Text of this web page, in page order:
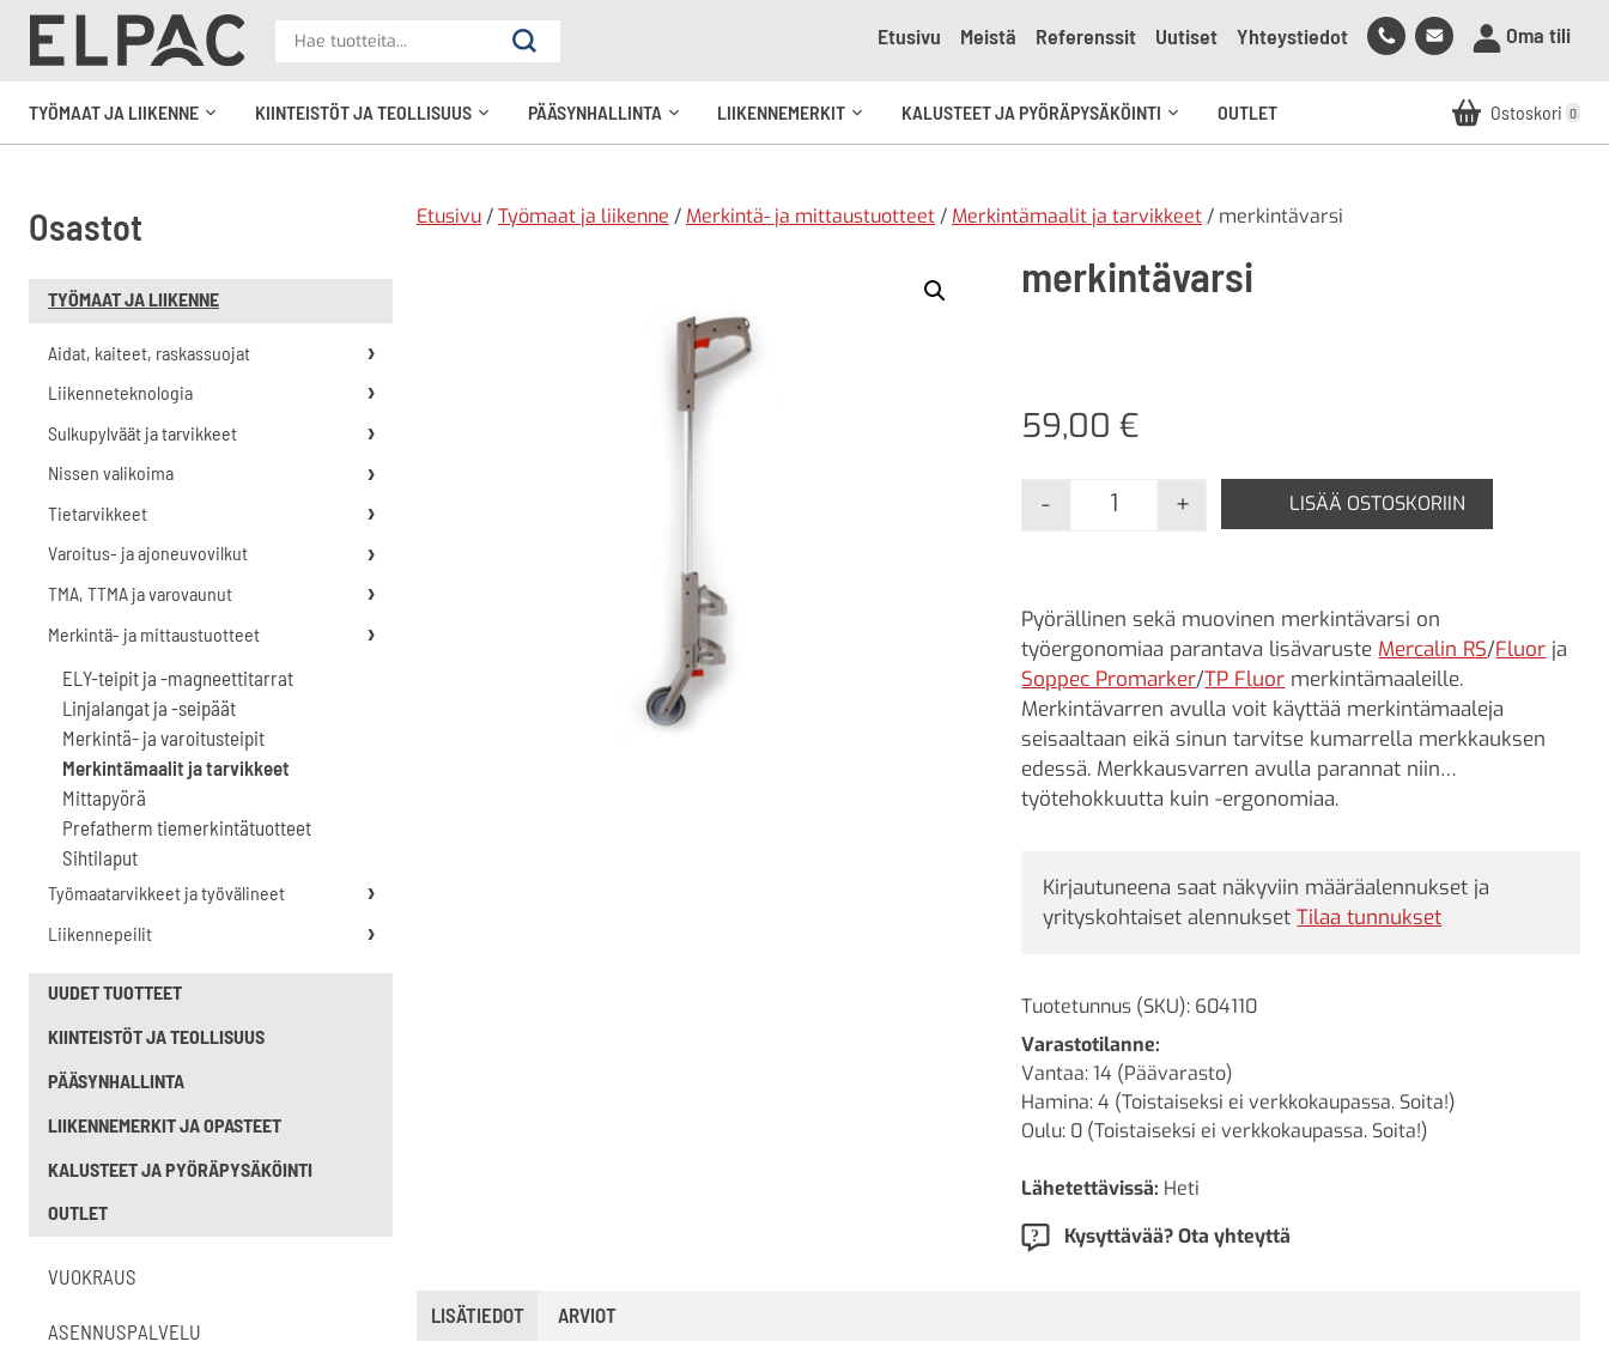
Hae
Hae
Etusivu Meistä Referenssit Uutiset Yhteystiedot
Soita
meille
Lähetä
meille
Oma tili
TYÖMAAT JA LIIKENNE
KIINTEISTÖT JA TEOLLISUUS
PÄÄSYNHALLINTA
LIIKENNEMERKIT
KALUSTEET JA PYÖRÄPYSÄKÖINTI
OUTLET Ostoskori 0
Osastot
TYÖMAAT JA LIIKENNE
Aidat, kaiteet, raskassuojat
Liikenneteknologia
Sulkupylväät ja tarvikkeet
Nissen valikoima
Tietarvikkeet
Varoitus- ja ajoneuvovilkut
TMA, TTMA ja varovaunut
Merkintä- ja mittaustuotteet
ELY-teipit ja -magneettitarrat
Linjalangat ja -seipäät
Merkintä- ja varoitusteipit
Merkintämaalit ja tarvikkeet
Mittapyörä
Prefatherm tiemerkintätuotteet
Sihtilaput
Työmaatarvikkeet ja työvälineet
Liikennepeilit
UUDET TUOTTEET
KIINTEISTÖT JA TEOLLISUUS
PÄÄSYNHALLINTA
LIIKENNEMERKIT JA OPASTEET
KALUSTEET JA PYÖRÄPYSÄKÖINTI
OUTLET
VUOKRAUS
ASENNUSPALVELU
Etusivu /Työmaat ja liikenne / Merkintä- ja mittaustuotteet / Merkintämaalit ja tarvikkeet / merkintävarsi
merkintävarsi
59,00€
merkintävarsi määrä
- + LISÄÄ OSTOSKORIIN
Pyörällinen sekä muovinen merkintävarsi on
työergonomiaa parantava lisävaruste Mercalin RS/Fluor ja
Soppec Promarker/TP Fluor merkintämaaleille.
Merkintävarren avulla voit käyttää merkintämaaleja
seisaaltaan eikä sinun tarvitse kumarrella merkkauksen
edessä. Merkkausvarren avulla parannat niin
työtehokkuutta kuin -ergonomiaa.
Kirjautuneena saat näkyviin määräalennukset ja
yrityskohtaiset alennuksetTilaa tunnukset
Tuotetunnus (SKU): 604110
Varastotilanne:
Vantaa: 14 (Päävarasto)
Hamina: 4 (Toistaiseksi ei verkkokaupassa. Soita!)
Oulu: 0 (Toistaiseksi ei verkkokaupassa. Soita!)
Lähetettävissä: Heti
Kysyttävää? Ota yhteyttä
LISÄTIEDOT ARVIOT